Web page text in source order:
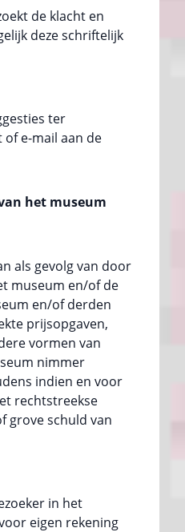
de klacht en
deze schriftelijk
ter
e-mail aan de
het museum
als gevolg van door
museum en/of de
en/of derden
prijsopgaven,
vormen van
nimmer
indien en voor
rechtstreekse
grove schuld van
in het
eigen rekening